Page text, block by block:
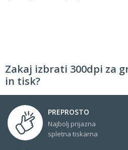
Zakaj izbrati 300dpi za
in tisk?
PREPROSTO
Najbolj prijazna
spletna tiskarna